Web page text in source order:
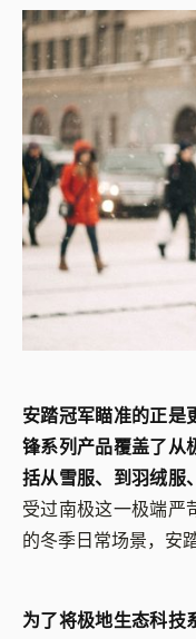
安踏冠军瞄准的正是
锋系列产品覆盖了从
括从雪服、到羽绒服
受过南极这一极端严
的冬季日常场景，安
为了将极地生态科技